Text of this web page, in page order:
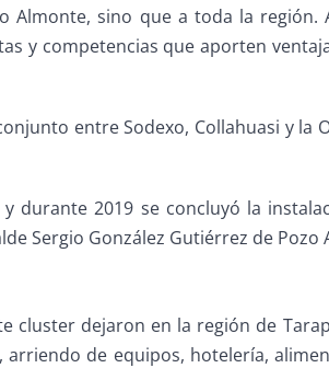
Almonte, sino que a toda la región.
y competencias que aporten
entre Sodexo, Collahuasi y la
durante 2019 se concluyó la
Sergio González Gutiérrez de Pozo
cluster dejaron en la región de
de equipos, hotelería,